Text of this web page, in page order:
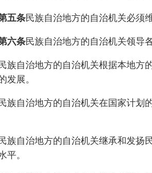
五条民族自治地方的自治机关必须
六条民族自治地方的自治机关领导
自治地方的自治机关根据本地方的
发展。
自治地方的自治机关在国家计划的
自治地方的自治机关继承和发扬民
平。